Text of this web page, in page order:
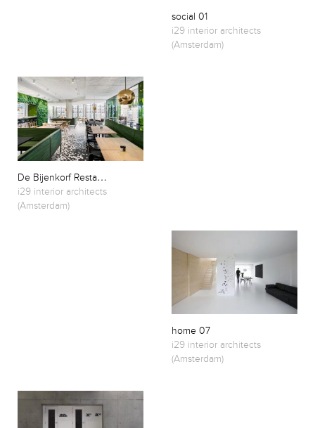
social 01
i29 interior architects
(Amsterdam)
D
e Bijenkorf Restaurant
i29 interior architects
(Amsterdam)
home 07
i29 interior architects
(Amsterdam)